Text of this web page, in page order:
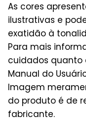
As cores
ilustrativas e
exatidão à
Para mais
cuidados quanto
Manual do
Imagem
do produto é de
fabricante.